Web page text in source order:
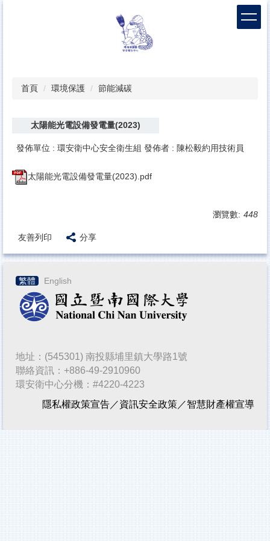
首頁 環境保護 節能減碳
太陽能光電設備發電量(2023)
發佈單位 : 環安衛中心安全衛生組 發佈者 : 陳松毅約用技術員
太陽能光電設備發電量(2023).pdf
瀏覽數: 448
友善列印 分享
繁體 English
地址：(545301) 南投縣埔里鎮大學路1號
聯絡資訊：+886-49-2910960
環安衛中心分機：#4220-4223
隱私權政策宣告 ／資訊安全政策 ／智慧財產權宣導